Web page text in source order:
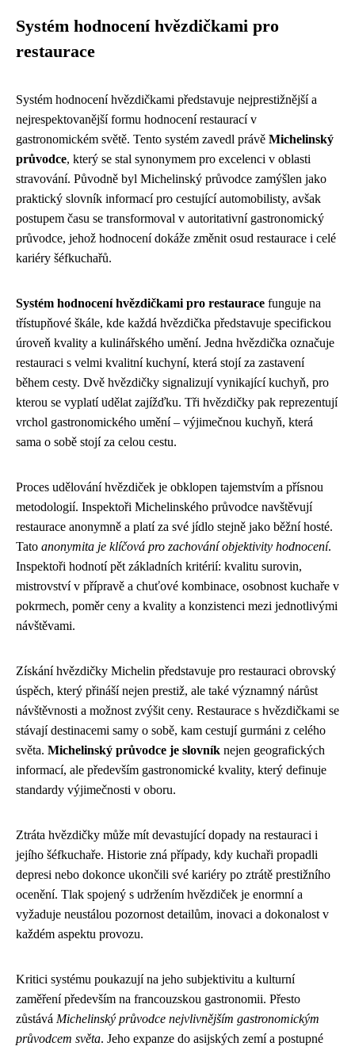
Systém hodnocení hvězdičkami pro
restaurace
Systém hodnocení hvězdičkami představuje nejprestižnější a
nejrespektovanější formu hodnocení restaurací v
gastronomickém světě. Tento systém zavedl právě Michelinský
průvodce, který se stal synonymem pro excelenci v oblasti
stravování. Původně byl Michelinský průvodce zamýšlen jako
praktický slovník informací pro cestující automobilisty, avšak
postupem času se transformoval v autoritativní gastronomický
průvodce, jehož hodnocení dokáže změnit osud restaurace i celé
kariéry šéfkuchařů.
Systém hodnocení hvězdičkami pro restaurace funguje na
třístupňové škále, kde každá hvězdička představuje specifickou
úroveň kvality a kulinářského umění. Jedna hvězdička označuje
restauraci s velmi kvalitní kuchyní, která stojí za zastavení
během cesty. Dvě hvězdičky signalizují vynikající kuchyň, pro
kterou se vyplatí udělat zajížďku. Tři hvězdičky pak reprezentují
vrchol gastronomického umění – výjimečnou kuchyň, která
sama o sobě stojí za celou cestu.
Proces udělování hvězdiček je obklopen tajemstvím a přísnou
metodologií. Inspektoři Michelinského průvodce navštěvují
restaurace anonymně a platí za své jídlo stejně jako běžní hosté.
Tato anonymita je klíčová pro zachování objektivity hodnocení.
Inspektoři hodnotí pět základních kritérií: kvalitu surovin,
mistrovství v přípravě a chuťové kombinace, osobnost kuchaře v
pokrmech, poměr ceny a kvality a konzistenci mezi jednotlivými
návštěvami.
Získání hvězdičky Michelin představuje pro restauraci obrovský
úspěch, který přináší nejen prestiž, ale také významný nárůst
návštěvnosti a možnost zvýšit ceny. Restaurace s hvězdičkami se
stávají destinacemi samy o sobě, kam cestují gurmáni z celého
světa. Michelinský průvodce je slovník nejen geografických
informací, ale především gastronomické kvality, který definuje
standardy výjimečnosti v oboru.
Ztráta hvězdičky může mít devastující dopady na restauraci i
jejího šéfkuchaře. Historie zná případy, kdy kuchaři propadli
depresi nebo dokonce ukončili své kariéry po ztrátě prestižního
ocenění. Tlak spojený s udržením hvězdiček je enormní a
vyžaduje neustálou pozornost detailům, inovaci a dokonalost v
každém aspektu provozu.
Kritici systému poukazují na jeho subjektivitu a kulturní
zaměření především na francouzskou gastronomii. Přesto
zůstává Michelinský průvodce nejvlivnějším gastronomickým
průvodcem světa. Jeho expanze do asijských zemí a postupné